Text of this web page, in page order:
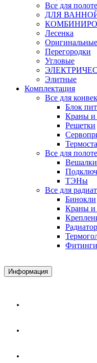
Все для
ДЛЯ
Лесенка
Оригинальные
Перегородки
Угловые
Элитные
Комплектация
Все для
Блок
Краны и
Решетки
Все для
ТЭНы
Все для
Бинокли
Краны и
Фитинги
Информация